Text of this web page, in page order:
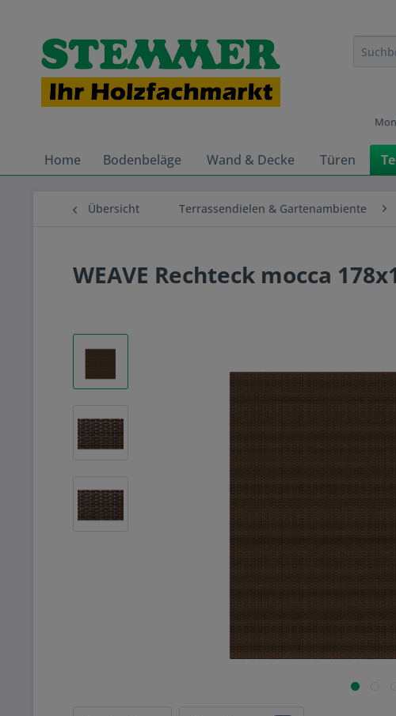
Home Bodenbeläge Wand & Decke Türen
Übersicht Terrassendielen & Gartenambiente
WEAVE Rechteck mocca